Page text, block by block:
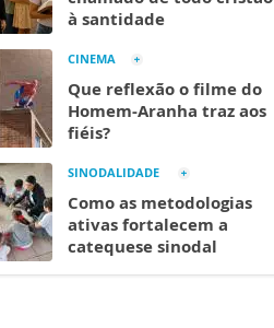
à santidade
CINEMA
Que reflexão o filme do
Homem-Aranha traz aos
fiéis?
SINODALIDADE
Como as metodologias
ativas fortalecem a
catequese sinodal